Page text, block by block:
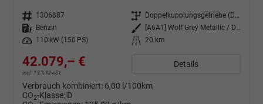
Fahrzeugnr. 1306887 Getriebe
Doppelkupplungsgetriebe (DSG)
Kraftstoff
Benzin Außenfarbe
[A6A1] Wolf Grey Metallic / Dach Schwarz
Leistung
110 kW (150 PS) Kilometerstand 20 km
42.079,– €
incl. 19% MwSt.
Details
Verbrauch kombiniert: 6,00 l/100km
CO2-Klasse: D